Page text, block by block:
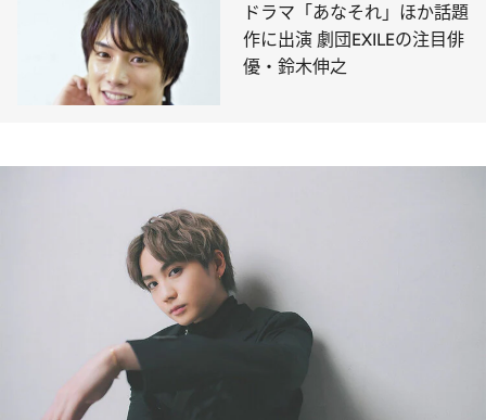
ドラマ「あなそれ」ほか話題
作に出演 劇団EXILEの注目俳
優・鈴木伸之